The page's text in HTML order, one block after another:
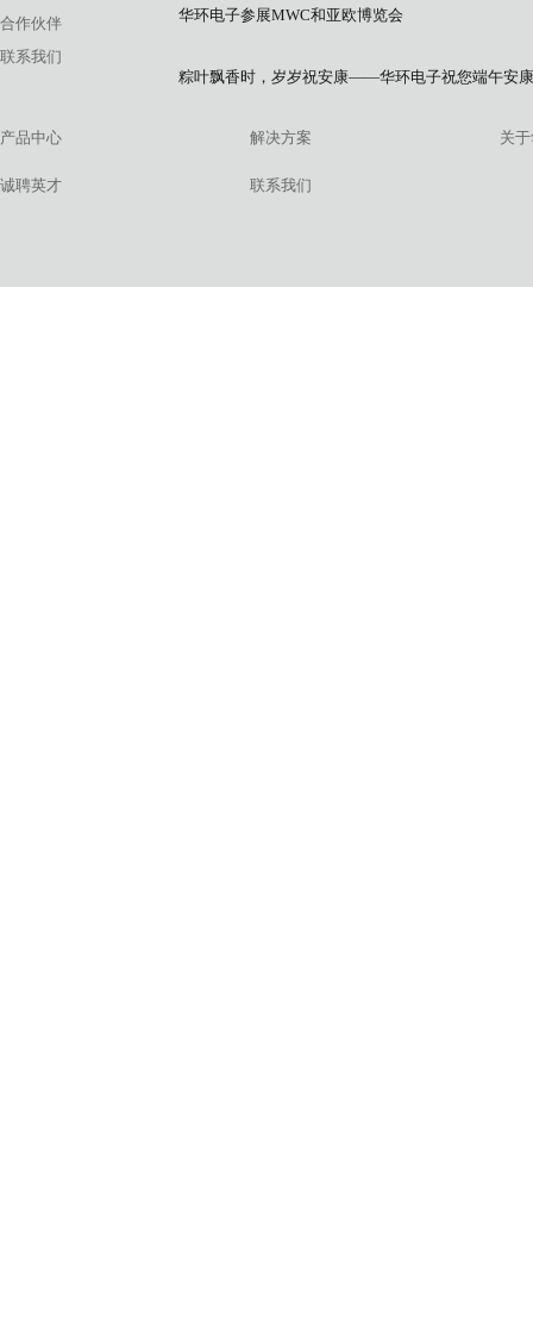
合作伙伴
联系我们
华环电子参展MWC和亚欧博览会
粽叶飘香时，岁岁祝安康——华环电子祝您端午安康
产品中心 解决方案 关
诚聘英才 联系我们